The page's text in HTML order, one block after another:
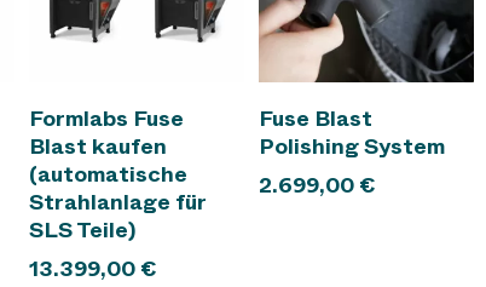
In den Warenkorb
Formlabs Fuse
Blast kaufen
(automatische
Strahlanlage für
SLS Teile)
13.399,00€
In den Warenkorb
Fuse Blast
Polishing System
2.699,00€